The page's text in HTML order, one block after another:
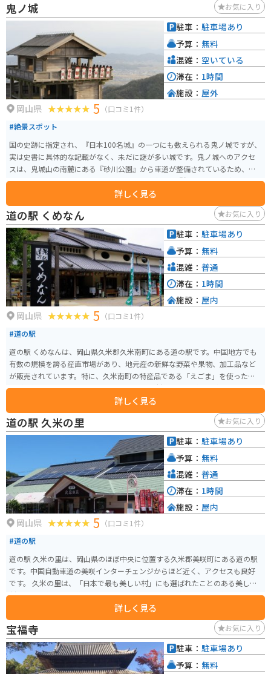
が優雅に泳ぐ姿を楽しむことができます。春には桜、秋には紅葉と、四季
折々の風景も魅力です。 バイクで訪れる場合、道の駅から大山方面への道は
ワインディングロードが続き、ツーリングにも最適です。道の駅には、バイク
スタンドも設置されています。周辺には、蒜山高原や鬼女台展望台など、観光
スポットも点在しているので、拠点としても便利です。
鬼ノ城 お気に入り
岡山県 5 （口コミ1件）
#絶景スポット
国の史跡に指定され、『日本100名城』の一つにも数えられる鬼ノ城ですが、
実は史書に具体的な記載がなく、未だに謎が多い城です。鬼ノ城へのアクセ
スは、鬼城山の南麓にある『砂川公園』から車道が整備されているため、車
やバイクで近くまで行けます。西門の斜め後方には『角楼』という防御施設
もあるのですが、そこから眺める西門はまさに絶景です。
詳しく見る
駐車： 駐車場あり
予算： 無料
混雑： 空いている
滞在： 1時間
施設： 屋外
道の駅 くめなん お気に入り
岡山県 5 （口コミ1件）
#道の駅
道の駅 くめなんは、岡山県久米郡久米南町にある道の駅です。中国地方でも
有数の規模を誇る産直市場があり、地元産の新鮮な野菜や果物、加工品など
が販売されています。特に、久米南町の特産品である「えごま」を使った商
品が人気です。 レストランでは、地元産の食材を使った料理を楽しむことが
できます。久米南町は、豊かな自然に囲まれた場所なので、ツーリングの休
憩場所としても最適です。道の駅の周辺には、美しい棚田が広がる「北庄の
棚田」や、キャンプやバーベキューが楽しめる「ふれあい公園」など、観光
スポットも充実しているので、ぜひ訪れてみてください。バイクで訪れる際
は、道の駅の駐車場にバイク専用のスペースがあるので、安心して駐車でき
詳しく見る
駐車： 駐車場あり
予算： 無料
混雑： 普通
滞在： 1時間
施設： 屋内
道の駅 久米の里 お気に入り
岡山県 5 （口コミ1件）
#道の駅
道の駅 久米の里は、岡山県のほぼ中央に位置する久米郡美咲町にある道の駅
です。中国自動車道の美咲インターチェンジからほど近く、アクセスも良好
です。 久米の里は、「日本で最も美しい村」にも選ばれたことのある美しい
村並みを一望できる道の駅として知られています。道の駅の施設内には、地
元の新鮮な野菜や果物を販売する農産物直売所や、地元の食材を使った料理
が楽しめるレストランがあります。特に、地元産の米粉を使ったパンや、美
咲町産のフルーツを使ったジェラートは人気です。 バイクで訪れる場合、道
の駅の駐車場は広々としており、バイク専用の駐車スペースも用意されてい
るので安心です。また、周辺には、美しい棚田の風景が広がる「棚田展望
台」や、国の重要文化財に指定されている「旧梶村家住宅」など、観光スポ
詳しく見る
駐車： 駐車場あり
予算： 無料
混雑： 普通
滞在： 1時間
施設： 屋内
宝福寺 お気に入り
駐車： 駐車場あり
予算： 無料